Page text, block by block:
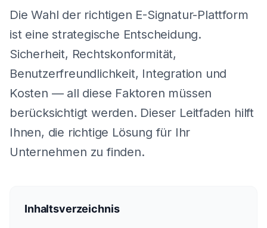
Die Wahl der richtigen E-Signatur-Plattform
ist eine strategische Entscheidung.
Sicherheit, Rechtskonformität,
Benutzerfreundlichkeit, Integration und
Kosten — all diese Faktoren müssen
berücksichtigt werden. Dieser Leitfaden hilft
Ihnen, die richtige Lösung für Ihr
Unternehmen zu finden.
Inhaltsverzeichnis